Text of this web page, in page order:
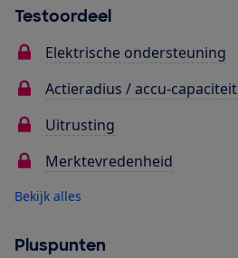
Testoordeel
Elektrische ondersteuning
Actieradius / accu-capaciteit
Uitrusting
Merktevredenheid
Bekijk alles
Pluspunten